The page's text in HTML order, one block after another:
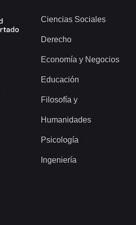
Ciencias Sociales
Derecho
Economía y Negocios
Educación
Filosofía y
Humanidades
Psicología
Ingeniería